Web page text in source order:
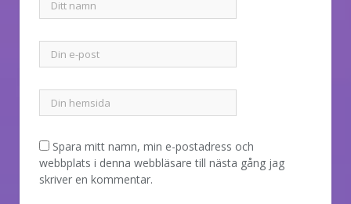
Spara mitt namn, min e-postadress och
webbplats i denna webbläsare till nästa gång jag
skriver en kommentar.